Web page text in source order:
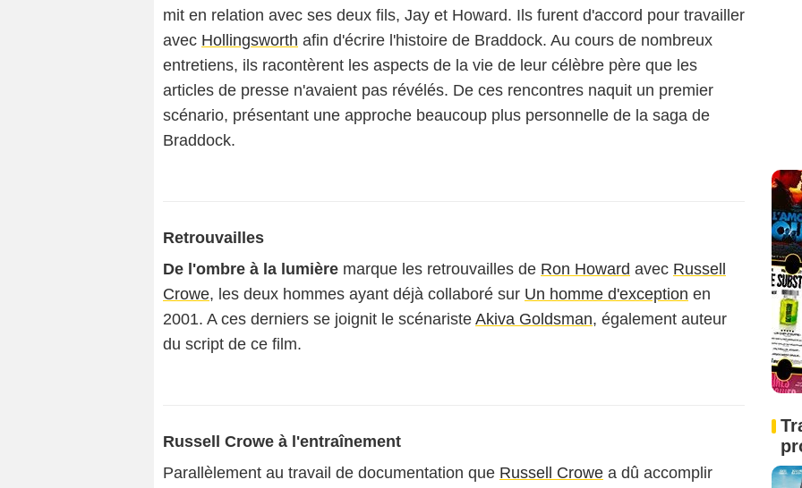
mit en relation avec ses deux fils, Jay et Howard. Ils furent d'accord pour travailler
avec Hollingsworth afin d'écrire l'histoire de Braddock. Au cours de nombreux
entretiens, ils racontèrent les aspects de la vie de leur célèbre père que les
articles de presse n'avaient pas révélés. De ces rencontres naquit un premier
scénario, présentant une approche beaucoup plus personnelle de la saga de
Braddock.
Retrouvailles
De l'ombre à la lumière marque les retrouvailles de Ron Howard avec Russell
Crowe, les deux hommes ayant déjà collaboré sur Un homme d'exception en
2001. A ces derniers se joignit le scénariste Akiva Goldsman, également auteur
du script de ce film.
Russell Crowe à l'entraînement
Parallèlement au travail de documentation que Russell Crowe a dû accomplir